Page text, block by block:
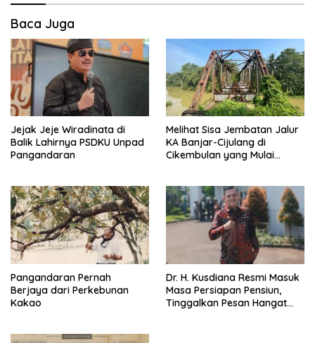
Baca Juga
Jejak Jeje Wiradinata di
Balik Lahirnya PSDKU Unpad
Pangandaran
Melihat Sisa Jembatan Jalur
KA Banjar-Cijulang di
Cikembulan yang Mulai
Pangandaran Pernah
Berjaya dari Perkebunan
Kakao
Dr. H. Kusdiana Resmi Masuk
Masa Persiapan Pensiun,
Tinggalkan Pesan Hangat